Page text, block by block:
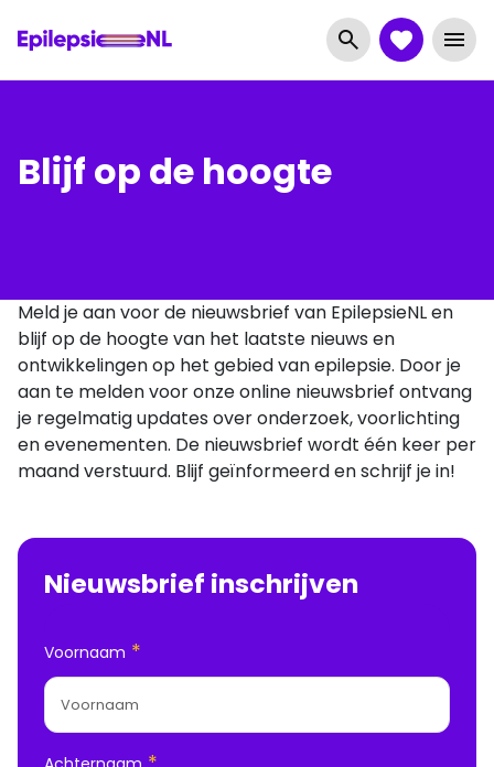
Blijf op de hoogte
Meld je aan voor de nieuwsbrief van EpilepsieNL en
blijf op de hoogte van het laatste nieuws en
ontwikkelingen op het gebied van epilepsie. Door je
aan te melden voor onze online nieuwsbrief ontvang
je regelmatig updates over onderzoek, voorlichting
en evenementen. De nieuwsbrief wordt één keer per
maand verstuurd. Blijf geïnformeerd en schrijf je in!
Nieuwsbrief inschrijven
Voornaam *